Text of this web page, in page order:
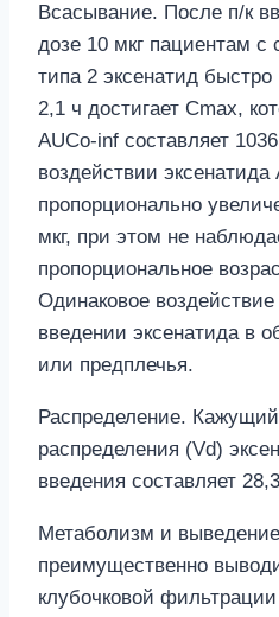
Всасывание. После п/к
дозе 10 мкг пациентам
типа 2 эксенатид
2,1 ч достигает Сmax,
AUCo-inf составляет
воздействии эксенатида
пропорционально
мкг, при этом не
пропорциональное
Одинаковое
введении эксенатида в
или предплечья.
Распределение.
распределения (Vd)
введения составляет
Метаболизм и
преимущественно
клубочковой